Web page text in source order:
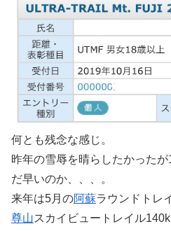
何とも残念な感じ。
昨年の雪辱を晴らしたかったが
だ早いのか、、、。
来年は5月の阿蘇ラウンドトレ
尊山スカイビュートレイル